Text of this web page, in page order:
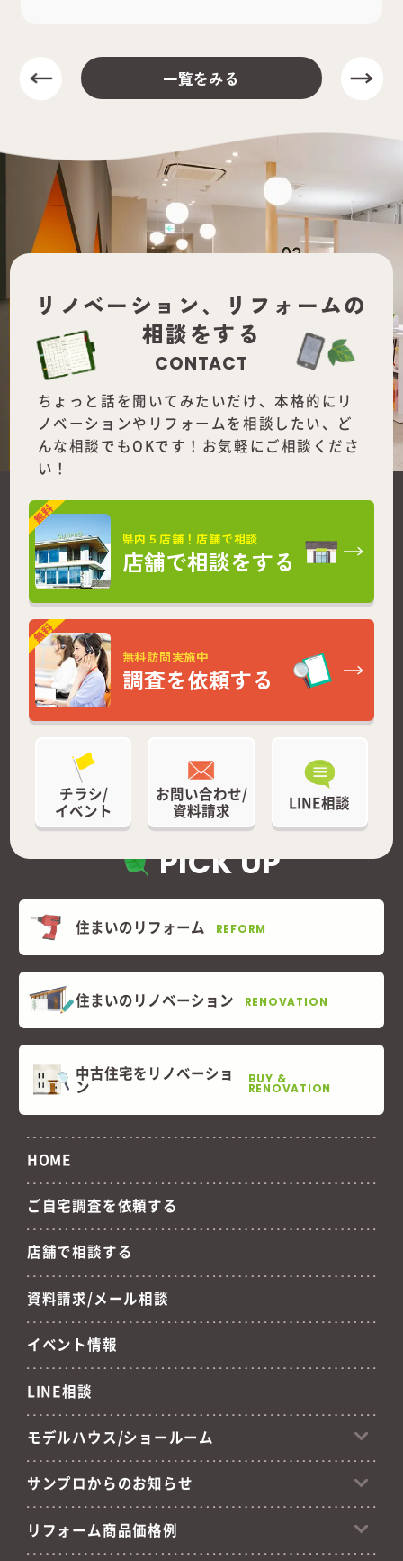
リノベーション、リフォームの
CONTACT
ちょっと話を聞いてみたいだけ、本格的にリ
ノベーションやリフォームを相談したい、ど
んな相談でもOKです！お気軽にご相談くださ
い！
店舗で相談をする
無料訪問実施中
調査を依頼する
イベント
資料請求
PICK UP
住まいのリフォーム REFORM
ン BUY &
ご自宅調査を依頼する
店舗で相談する
資料請求/メール相談
イベント情報
LINE相談
モデルハウス/ショールーム
サンプロからのお知らせ
リフォーム商品価格例
おすすめリフォーム